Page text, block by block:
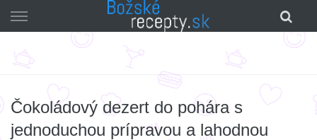
to
Čokoládový dezert do pohára s
jednoduchou prípravou a lahodnou